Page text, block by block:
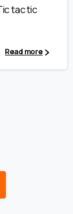
tac tic
Read more